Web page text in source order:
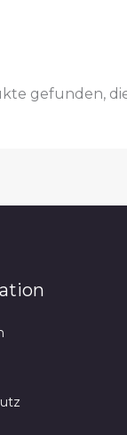
gefunden,